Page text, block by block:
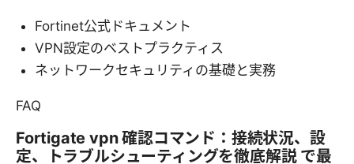
Fortinet公式ドキュメント
VPN設定のベストプラクティス
ネットワークセキュリティの基礎と実務
FAQ
Fortigate vpn 確認コマンド：接続状況、設
定、トラブルシューティングを徹底解説 で最